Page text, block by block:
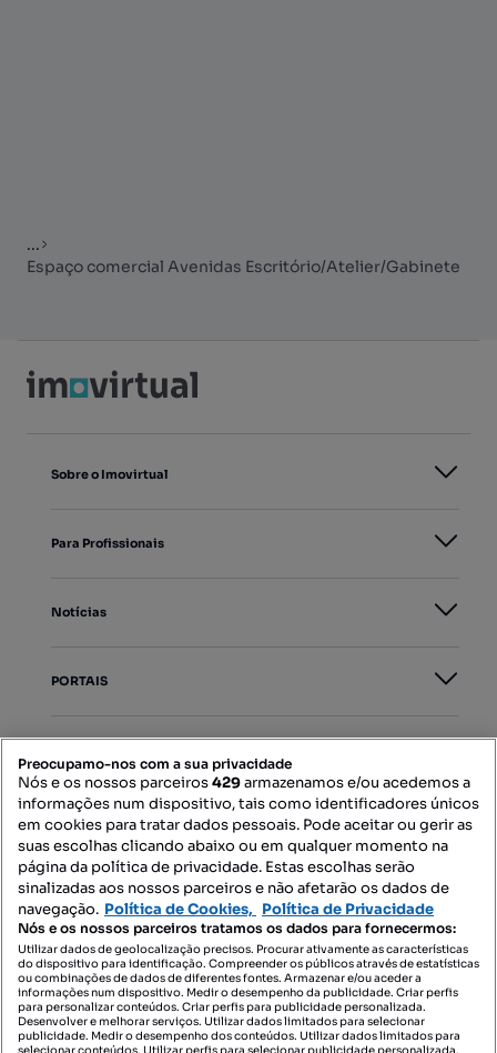
...
Espaço comercial Avenidas Escritório/Atelier/Gabinete
Sobre o Imovirtual
Para Profissionais
Notícias
PORTAIS
Contacte-nos
SIGA-NOS:
DESCARREGAR NA:
Preocupamo-nos com a sua privacidade
Nós e os nossos parceiros429armazenamos e/ou acedemos a
informações num dispositivo, tais como identificadores únicos
em cookies para tratar dados pessoais. Pode aceitar ou gerir as
suas escolhas clicando abaixo ou em qualquer momento na
página da política de privacidade. Estas escolhas serão
sinalizadas aos nossos parceiros e não afetarão os dados de
navegação. Política de Cookies, Política de Privacidade
Nós e os nossos parceiros tratamos os dados para fornecermos:
Utilizar dados de geolocalização precisos. Procurar ativamente as características
do dispositivo para identificação. Compreender os públicos através de estatísticas
ou combinações de dados de diferentes fontes. Armazenar e/ou aceder a
informações num dispositivo. Medir o desempenho da publicidade. Criar perfis
para personalizar conteúdos. Criar perfis para publicidade personalizada.
Desenvolver e melhorar serviços. Utilizar dados limitados para selecionar
publicidade. Medir o desempenho dos conteúdos. Utilizar dados limitados para